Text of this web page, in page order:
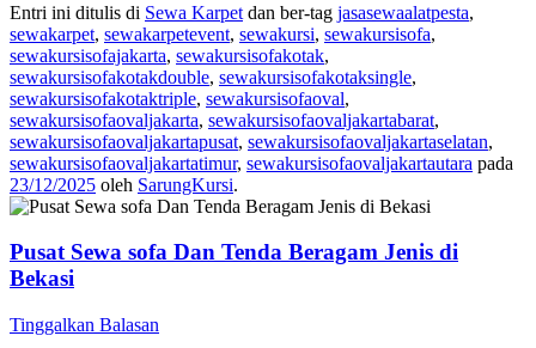
Entri ini ditulis di Sewa Karpet dan ber-tag jasasewaalatpesta,
sewakarpet, sewakarpetevent, sewakursi, sewakursisofa,
sewakursisofajakarta, sewakursisofakotak,
sewakursisofakotakdouble, sewakursisofakotaksingle,
sewakursisofakotaktriple, sewakursisofaoval,
sewakursisofaovaljakarta, sewakursisofaovaljakartabarat,
sewakursisofaovaljakartapusat, sewakursisofaovaljakartaselatan,
sewakursisofaovaljakartatimur, sewakursisofaovaljakartautara pada
23/12/2025 oleh SarungKursi.
Pusat Sewa sofa Dan Tenda Beragam Jenis di
Bekasi
Tinggalkan Balasan